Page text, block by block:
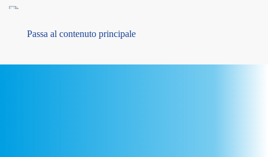
Passa al contenuto principale